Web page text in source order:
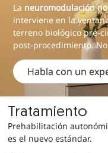
La neuromodulación no
interviene en la
terreno biológico pre-
post-procedimiento.
Habla con un
Tratamiento
Prehabilitación
es el nuevo estándar.